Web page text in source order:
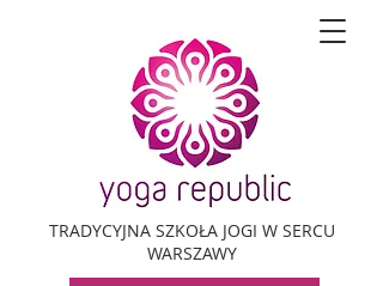
TRADYCYJNA SZKOŁA JOGI W SERCU
WARSZAWY